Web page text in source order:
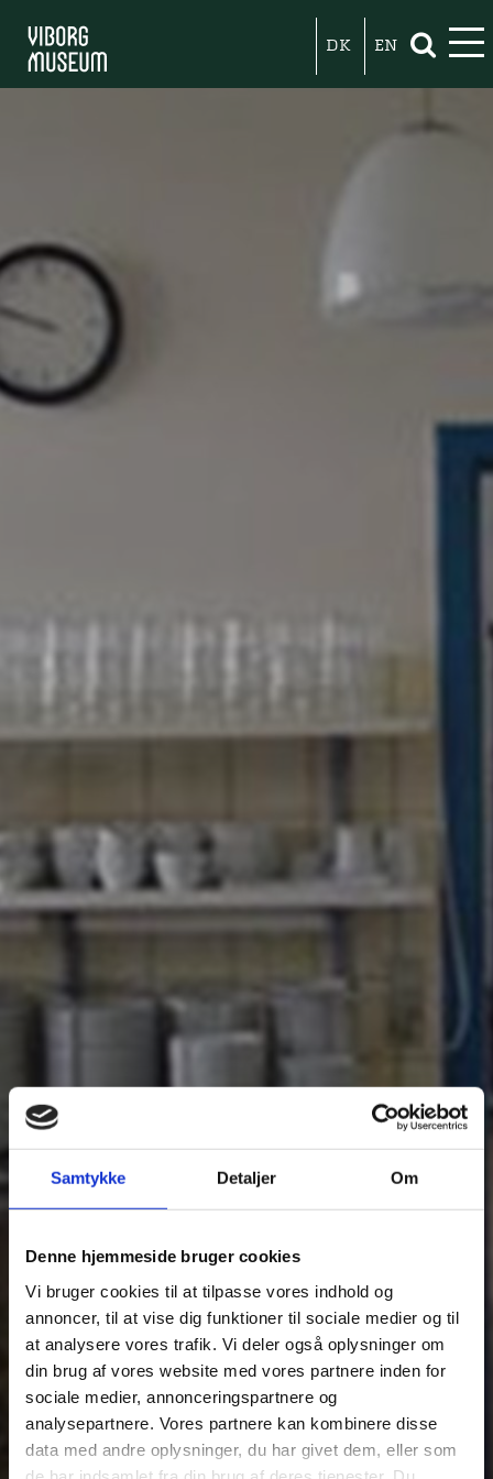
Samtykke Detaljer Om
Denne hjemmeside bruger cookies
Vi bruger cookies til at tilpasse vores indhold og
annoncer, til at vise dig funktioner til sociale medier og til
at analysere vores trafik. Vi deler også oplysninger om
din brug af vores website med vores partnere inden for
sociale medier, annonceringspartnere og
analysepartnere. Vores partnere kan kombinere disse
data med andre oplysninger, du har givet dem, eller som
DK EN